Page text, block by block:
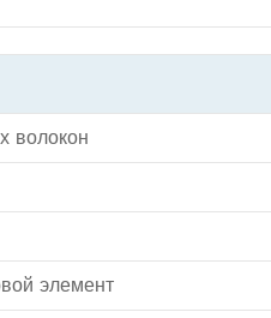
волокон
элемент